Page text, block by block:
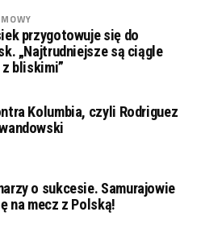
przygotowuje się do
„Najtrudniejsze są ciągle
bliskimi”
Kolumbia, czyli Rodriguez
o sukcesie. Samurajowie
na mecz z Polską!